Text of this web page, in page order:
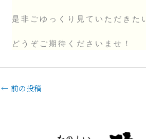
是非ごゆっくり見ていただきた
どうぞご期待くださいませ！
← 前の投稿